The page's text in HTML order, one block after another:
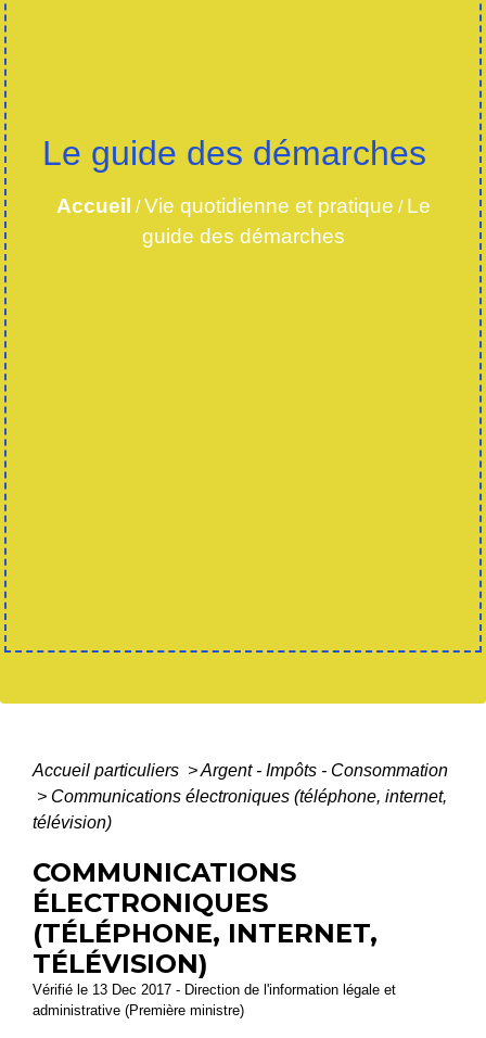
Le guide des démarches
Accueil /Vie quotidienne et pratique / Le
guide des démarches
Accueil particuliers >Argent - Impôts - Consommation
> Communications électroniques (téléphone, internet,
télévision)
COMMUNICATIONS
ÉLECTRONIQUES
(TÉLÉPHONE, INTERNET,
TÉLÉVISION)
Vérifié le 13 Dec 2017 - Direction de l'information légale et
administrative (Première ministre)